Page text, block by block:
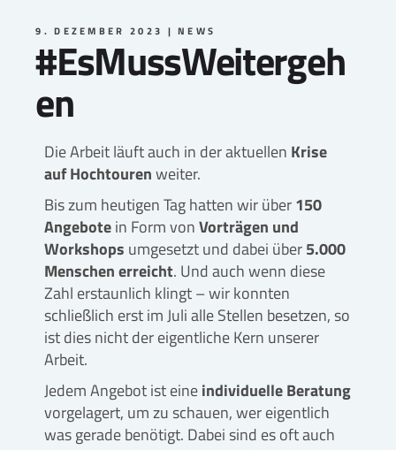
9. DEZEMBER 2023 NEWS
#EsMussWeitergeh
en
Die Arbeit läuft auch in der aktuellen Krise
auf Hochtourenweiter.
Bis zum heutigen Tag hatten wir über150
Angebotein Form vonVorträgen und
Workshops umgesetzt und dabei über5.000
Menschen erreicht. Und auch wenn diese
Zahl erstaunlich klingt – wir konnten
schließlich erst im Juli alle Stellen besetzen, so
ist dies nicht der eigentliche Kern unserer
Arbeit.
Jedem Angebot ist eineindividuelle Beratung
vorgelagert, um zu schauen, wer eigentlich
was gerade benötigt. Dabei sind es oft auch